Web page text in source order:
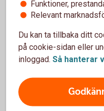
Att låna kostar
Om du inte kan betala
betalningsanmärkning.
Funktioner,
Relevant
Du kan ta tillbaka ditt
på cookie-sidan eller
inloggad. Så hanterar